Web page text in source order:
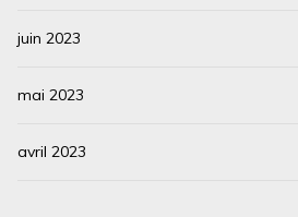
juin 2023
mai 2023
avril 2023